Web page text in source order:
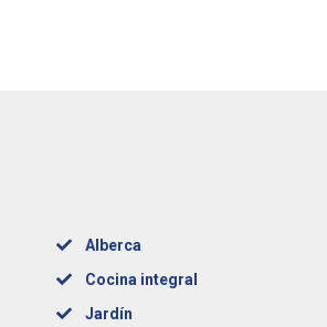
Alberca
Cocina integral
Jardín